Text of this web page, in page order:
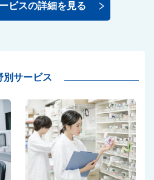
ビスの詳細を見る
別サービス